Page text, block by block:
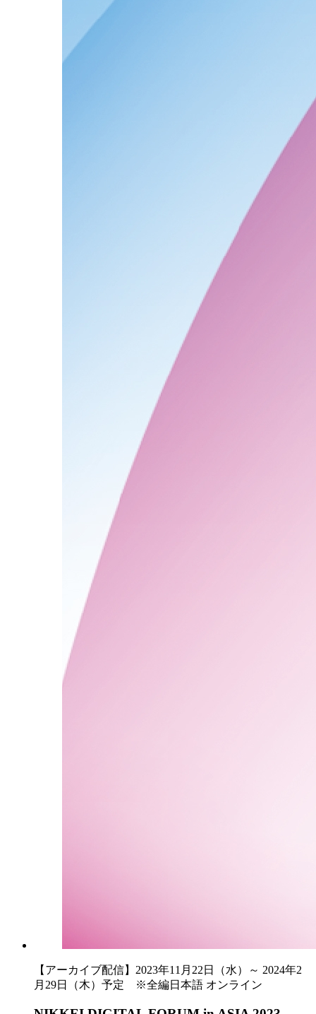
【アーカイブ配信】2023年11月22日（水）～ 2024年2
月29日（木）予定 ※全編日本語 オンライン